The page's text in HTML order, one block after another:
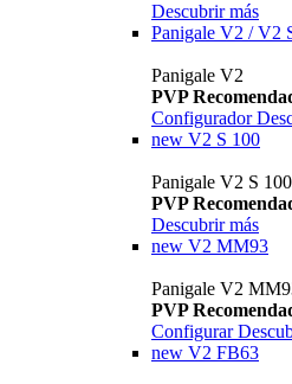
Descubrir más
Panigale V2 / V2
Panigale V2
PVP
Configurador
new V2 S 100
Panigale V2 S 100
PVP
Descubrir más
new V2 MM93
Panigale V2
PVP
Configurar
new V2 FB63